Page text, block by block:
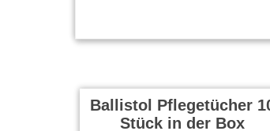
Ballistol Pflegetücher
Stück in der Box